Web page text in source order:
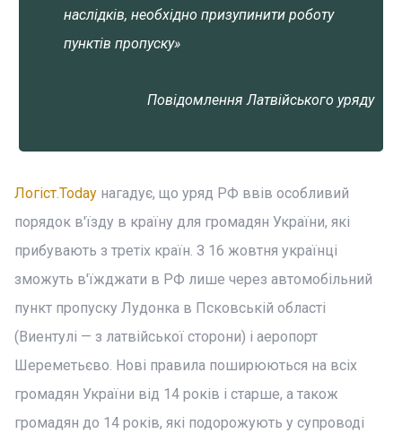
наслідків, необхідно призупинити роботу
пунктів пропуску»
Повідомлення Латвійського уряду
Логіст.Today нагадує, що уряд РФ ввів особливий
порядок в'їзду в країну для громадян України, які
прибувають з третіх країн. З 16 жовтня українці
зможуть в'їжджати в РФ лише через автомобільний
пункт пропуску Лудонка в Псковській області
(Виентулі — з латвійської сторони) і аеропорт
Шереметьєво. Нові правила поширюються на всіх
громадян України від 14 років і старше, а також
громадян до 14 років, які подорожують у супроводі